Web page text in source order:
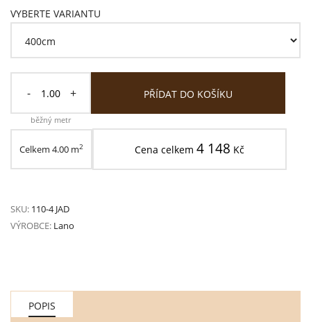
VYBERTE VARIANTU
- +
běžný metr
PŘÍDAT DO KOŠÍKU
Celkem 4.00 m2 Cena celkem 4 148 Kč
SKU: 110-4 JAD
VÝROBCE: Lano
POPIS